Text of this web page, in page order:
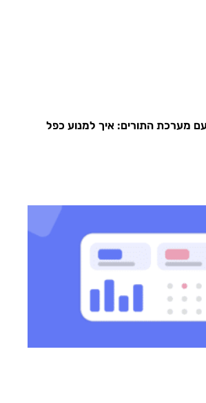
עם מערכת התורים: איך למנוע כפל